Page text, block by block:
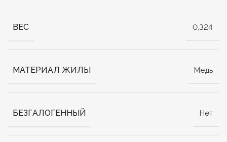
ВЕС 0,324
МАТЕРИАЛ ЖИЛЫ Медь
БЕЗГАЛОГЕННЫЙ Нет